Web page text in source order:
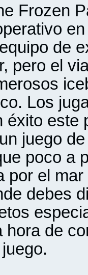
Frozen
de
pero el
Los
éxito este
juego
poco a
por el
debes
hora de